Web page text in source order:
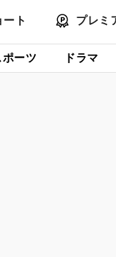
ート プレミ
ポーツ ドラマ